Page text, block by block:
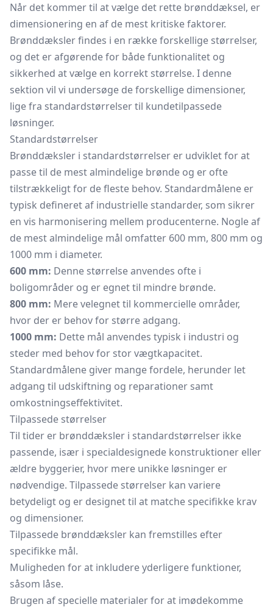
Når det kommer til at vælge det rette brønddæksel, er
dimensionering en af de mest kritiske faktorer.
Brønddæksler findes i en række forskellige størrelser,
og det er afgørende for både funktionalitet og
sikkerhed at vælge en korrekt størrelse. I denne
sektion vil vi undersøge de forskellige dimensioner,
lige fra standardstørrelser til kundetilpassede
løsninger.
Standardstørrelser
Brønddæksler i standardstørrelser er udviklet for at
passe til de mest almindelige brønde og er ofte
tilstrækkeligt for de fleste behov. Standardmålene er
typisk defineret af industrielle standarder, som sikrer
en vis harmonisering mellem producenterne. Nogle af
de mest almindelige mål omfatter 600 mm, 800 mm og
1000 mm i diameter.
600 mm: Denne størrelse anvendes ofte i
boligområder og er egnet til mindre brønde.
800 mm: Mere velegnet til kommercielle områder,
hvor der er behov for større adgang.
1000 mm: Dette mål anvendes typisk i industri og
steder med behov for stor vægtkapacitet.
Standardmålene giver mange fordele, herunder let
adgang til udskiftning og reparationer samt
omkostningseffektivitet.
Tilpassede størrelser
Til tider er brønddæksler i standardstørrelser ikke
passende, især i specialdesignede konstruktioner eller
ældre byggerier, hvor mere unikke løsninger er
nødvendige. Tilpassede størrelser kan variere
betydeligt og er designet til at matche specifikke krav
og dimensioner.
Tilpassede brønddæksler kan fremstilles efter
specifikke mål.
Muligheden for at inkludere yderligere funktioner,
såsom låse.
Brugen af specielle materialer for at imødekomme